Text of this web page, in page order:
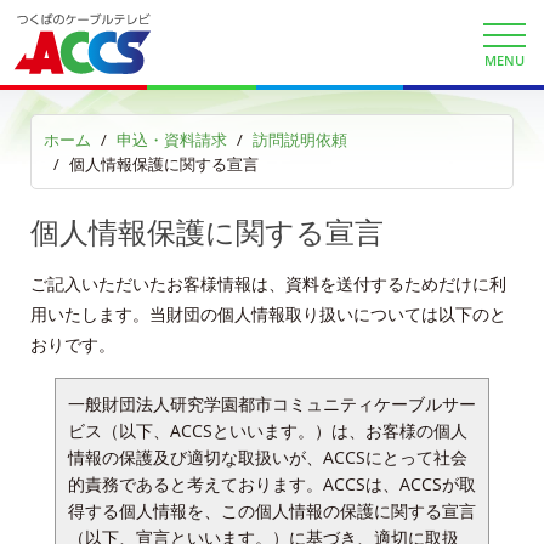
MENU
ホーム 申込・資料請求
訪問説明依頼
個人情報保護に関する宣言
個人情報保護に関する宣言
ご記入いただいたお客様情報は、資料を送付するためだけに利
用いたします。当財団の個人情報取り扱いについては以下のと
おりです。
一般財団法人研究学園都市コミュニティケーブルサー
ビス（以下、ACCSといいます。）は、お客様の個人
情報の保護及び適切な取扱いが、ACCSにとって社会
的責務であると考えております。ACCSは、ACCSが取
得する個人情報を、この個人情報の保護に関する宣言
（以下、宣言といいます。）に基づき、適切に取扱
工事内容
契約約款
よくある質問と答え
マイページ
各種手続き
申込・資料請求
お問合せ
財団案内